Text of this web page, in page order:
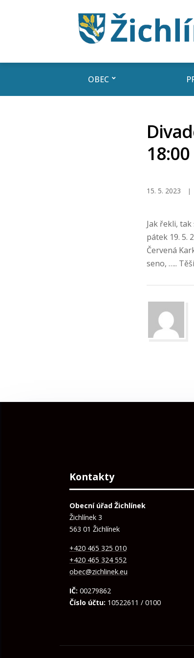
OBEC
18:00
15. 5. 2023
Jak řekli,
pátek 19. 5.
Červená
seno, …..
Kontakty
Obecní úřad Žichlínek
Žichlínek 3
563 01 Žichlínek
+420 465 325 010
+420 465 324 552
obec@zichlinek.eu
IČ: 00279862
Číslo účtu: 10522611 / 0100